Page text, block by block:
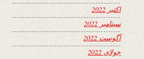
اکتبر 2022
سپتامبر 2022
آگوست 2022
جولای 2022